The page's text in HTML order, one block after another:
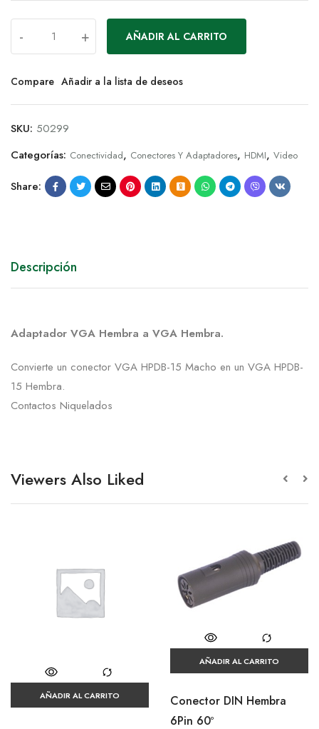
- + AÑADIR AL CARRITO
Compare Añadir a la lista de deseos
SKU: 50299
Categorías: Conectividad, Conectores Y Adaptadores, HDMI, Video
Share:
Descripción
Adaptador VGA Hembra a VGA Hembra.
Convierte un conector VGA HPDB-15 Macho en un VGA HPDB-
15 Hembra.
Contactos Niquelados
Viewers Also Liked
AÑADIR AL CARRITO
AÑADIR AL CARRITO
Conector DIN Hembra
6Pin 60º